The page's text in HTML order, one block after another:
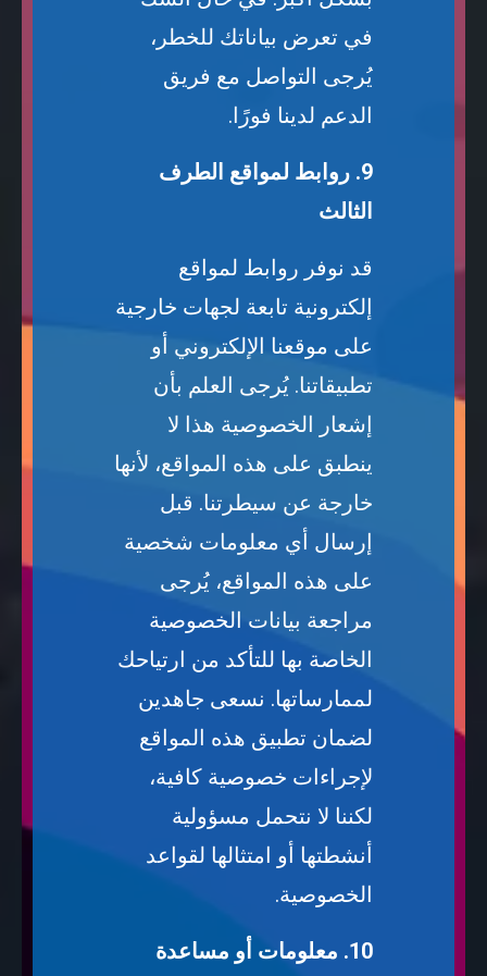
في تعرض بياناتك للخطر،
يُرجى التواصل مع فريق
الدعم لدينا فورًا.
9. روابط لمواقع الطرف
الثالث
قد نوفر روابط لمواقع
إلكترونية تابعة لجهات خارجية
على موقعنا الإلكتروني أو
تطبيقاتنا. يُرجى العلم بأن
إشعار الخصوصية هذا لا
ينطبق على هذه المواقع، لأنها
خارجة عن سيطرتنا. قبل
إرسال أي معلومات شخصية
على هذه المواقع، يُرجى
مراجعة بيانات الخصوصية
الخاصة بها للتأكد من ارتياحك
لممارساتها. نسعى جاهدين
لضمان تطبيق هذه المواقع
لإجراءات خصوصية كافية،
لكننا لا نتحمل مسؤولية
أنشطتها أو امتثالها لقواعد
الخصوصية.
10. معلومات أو مساعدة